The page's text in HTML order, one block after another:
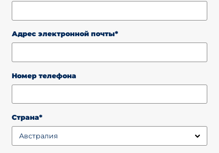
Адрес электронной почты*
Номер телефона
Страна*